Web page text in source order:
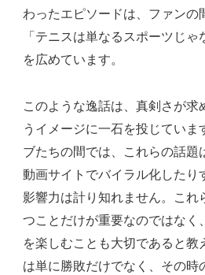
わったエピソードは、ファンの
「テニスは単なるスポーツじ
を広めています。
このような逸話は、真剣さが求
うイメージに一石を投じていま
ブたちの間では、これらの話題
動画サイトでバイラル化したり
影響力は計り知れません。これ
つことだけが重要なのではなく
を楽しむことも大切であると教
は単に勝敗だけでなく、その時